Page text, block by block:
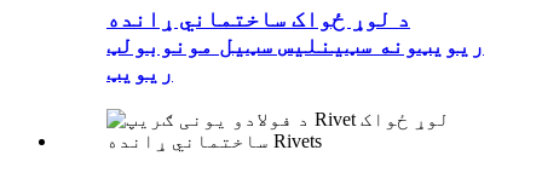
د لوړ ځواک ساختماني ړانده
ریویټونه سټینلیس سټیل مونوبولټ
ریویټ